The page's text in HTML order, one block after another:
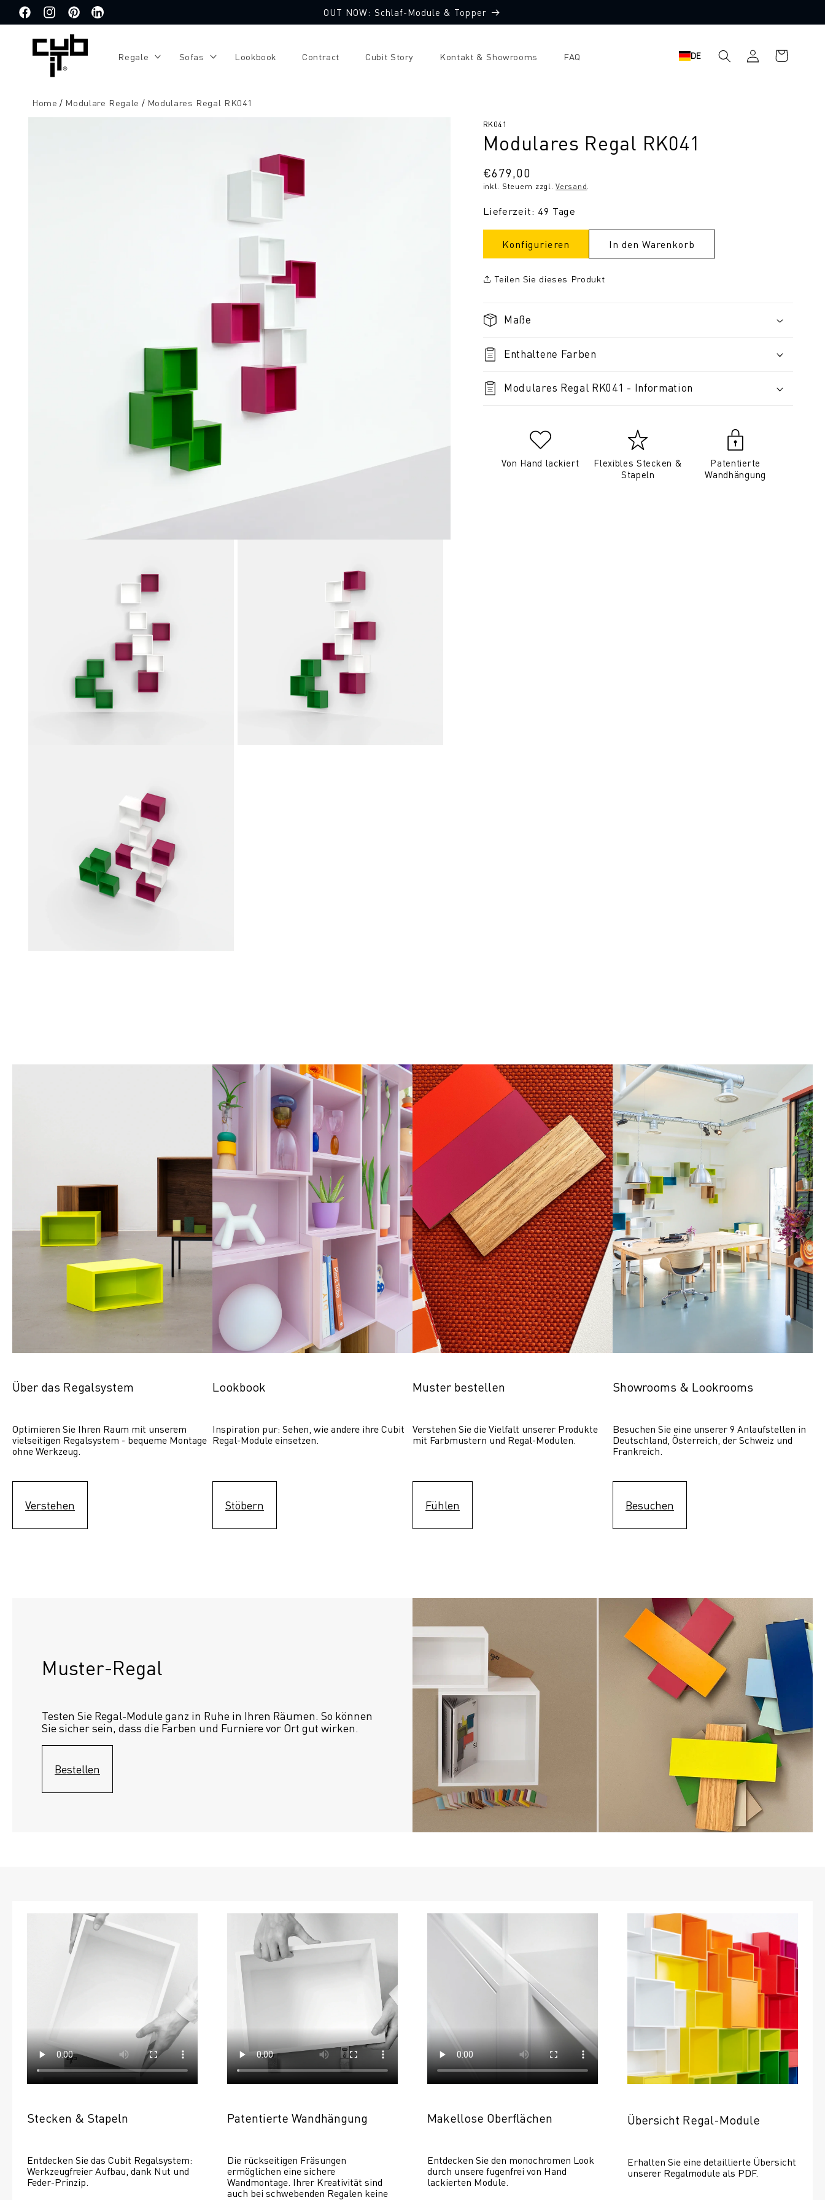
zum
Inhalt
FacebookInstagramPinterestTranslation
OUT NOW: Schlaf-Module & Topper
Regale Sofas Lookbook Contract Cubit Story Kontakt & Showrooms FAQ DE EinloggenWarenkorb
Home Modulare Regale Modulares Regal RK041
SKU:
RK041
Modulares Regal RK041
Normaler
Preis
€679,00
inkl. Steuern zzgl.Versand.
Lieferzeit: 49 Tage
Konfigurieren In den Warenkorb
Teilen Sie dieses Produkt
Maße
Enthaltene Farben
Modulares Regal RK041 - Information
Von Hand lackiert
Flexibles Stecken &
Stapeln
Patentierte
Wandhängung
Über das Regalsystem
Optimieren Sie Ihren Raum mit unserem
vielseitigen Regalsystem - bequeme Montage
ohne Werkzeug.
Verstehen
Lookbook
Inspiration pur: Sehen, wie andere ihre Cubit
Regal-Module einsetzen.
Stöbern
Muster bestellen
Verstehen Sie die Vielfalt unserer Produkte
mit Farbmustern und Regal-Modulen.
Fühlen
Showrooms & Lookrooms
Besuchen Sie eine unserer 9 Anlaufstellen in
Deutschland, Österreich, der Schweiz und
Frankreich.
Besuchen
Muster-Regal
Testen Sie Regal-Module ganz in Ruhe in Ihren Räumen. So können
Sie sicher sein, dass die Farben und Furniere vor Ort gut wirken.
Bestellen
Stecken & Stapeln
Entdecken Sie das Cubit Regalsystem:
Werkzeugfreier Aufbau, dank Nut und
Feder-Prinzip.
Patentierte Wandhängung
Die rückseitigen Fräsungen
ermöglichen eine sichere
Wandmontage. Ihrer Kreativität sind
auch bei schwebenden Regalen keine
Makellose Oberflächen
Entdecken Sie den monochromen Look
durch unsere fugenfrei von Hand
lackierten Module.
Übersicht Regal-Module
Erhalten Sie eine detaillierte Übersicht
unserer Regalmodule als PDF.